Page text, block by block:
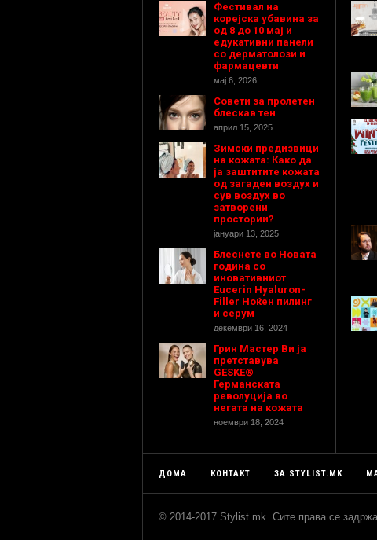
Фестивал на
корејска убавина за
од 8 до 10 мај и
едукативни панели
со дерматолози и
фармацевти
мај 6, 2026
Совети за пролетен
блескав тен
април 15, 2025
Зимски предизвици
на кожата: Како да
ја заштитите кожата
од загаден воздух и
сув воздух во
затворени
простории?
јануари 13, 2025
Блеснете во Новата
година со
иновативниот
Eucerin Hyaluron-
Filler Ноќен пилинг
и серум
декември 16, 2024
Грин Мастер Ви ја
претставува
GESKE®
Германската
револуција во
негата на кожата
ноември 18, 2024
ДОМА КОНТАКТ ЗА STYLIST.MK
© 2014-2017 Stylist.mk. Сите права се